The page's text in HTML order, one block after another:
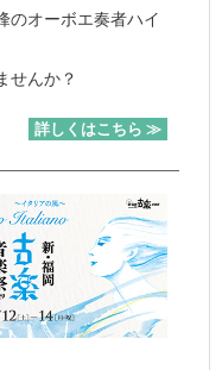
のオーボエ奏者ハイ
せんか？
詳しくはこちら ≫